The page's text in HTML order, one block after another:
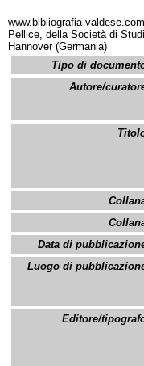
www.bibliografia-
Pellice, della Società di
Hannover (Germania)
Tipo di
Autore/
Data di
Luogo di
Editore/